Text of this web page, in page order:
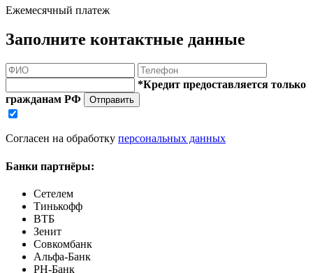
Ежемесячный платеж
Заполните контактные данные
*Кредит предоставляется только
гражданам РФ
Отправить
Согласен на обработку персональных данных
Банки партнёры:
Сетелем
Тинькофф
ВТБ
Зенит
Совкомбанк
Альфа-Банк
РН-Банк